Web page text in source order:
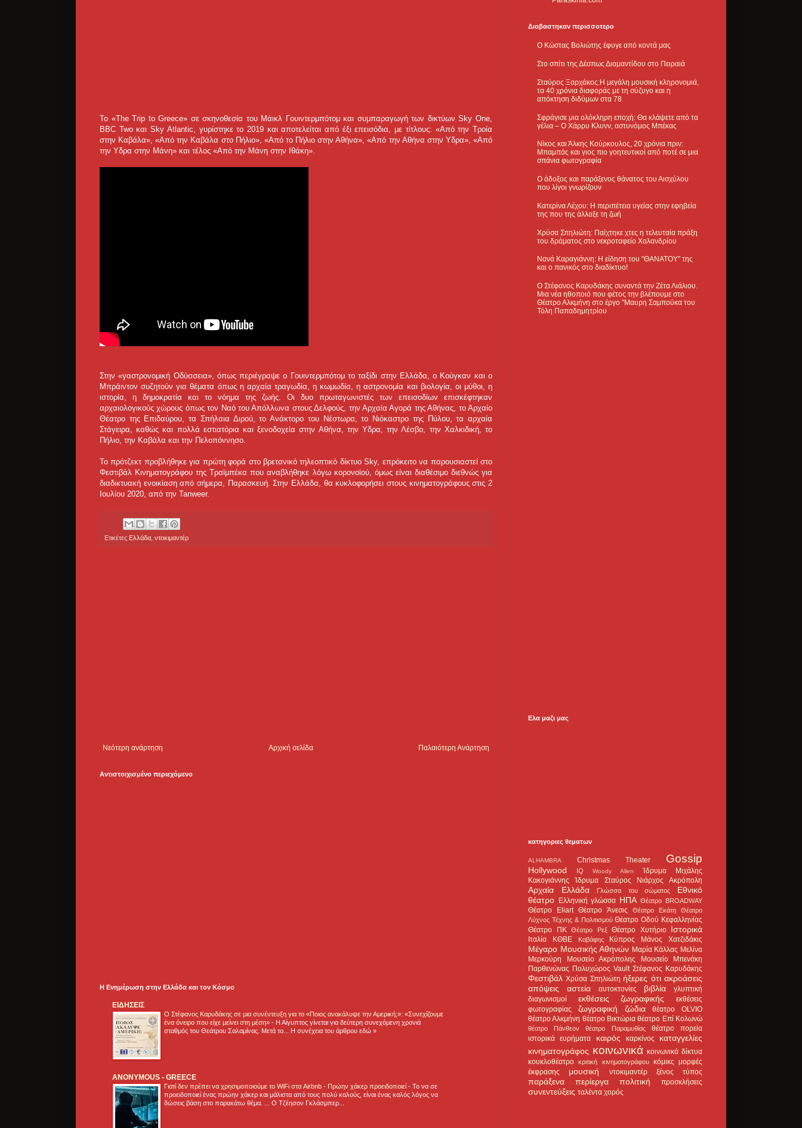
Το «The Trip to Greece» σε σκηνοθεσία του Μάικλ Γουιντερμπότομ και συμπαραγωγή των δικτύων Sky One,
BBC Two και Sky Atlantic, γυρίστηκε το 2019 και αποτελείται από έξι επεισόδια, με τίτλους: «Από την Τροία
στην Καβάλα», «Από την Καβάλα στο Πήλιο», «Από το Πήλιο στην Αθήνα», «Από την Αθήνα στην Υδρα», «Από
την Υδρα στην Μάνη» και τέλος «Από την Μάνη στην Ιθάκη».
Στην «γαστρονομική Οδύσσεια», όπως περιέγραψε ο Γουιντερμπότομ το ταξίδι στην Ελλάδα, ο Κούγκαν και ο
Μπράιντον συζητούν για θέματα όπως η αρχαία τραγωδία, η κωμωδία, η αστρονομία και βιολογία, οι μύθοι, η
ιστορία, η δημοκρατία και το νόημα της ζωής. Οι δυο πρωταγωνιστές των επεισοδίων επισκέφτηκαν
αρχαιολογικούς χώρους όπως τον Ναό του Απόλλωνα στους Δελφούς, την Αρχαία Αγορά της Αθήνας, το Αρχαίο
Θέατρο της Επιδαύρου, τα Σπήλαια Διρού, το Ανάκτορο του Νέστωρα, το Νιόκαστρο της Πύλου, τα αρχαία
Στάγειρα, καθώς και πολλά εστιατόρια και ξενοδοχεία στην Αθήνα, την Υδρα, την Λέσβο, την Χαλκιδική, το
Πήλιο, την Καβάλα και την Πελοπόννησο.
Το πρότζεκτ προβλήθηκε για πρώτη φορά στο βρετανικό τηλεοπτικό δίκτυο Sky, επρόκειτο να παρουσιαστεί στο
Φεστιβάλ Κινηματογράφου της Τραϊμπέκα που αναβλήθηκε λόγω κορονοϊού, όμως είναι διαθέσιμο διεθνώς για
διαδικτυακή ενοικίαση από σήμερα, Παρασκευή. Στην Ελλάδα, θα κυκλοφορήσει στους κινηματογράφους στις 2
Ιουλίου 2020, από την Tanweer.
Ετικέτες Ελλάδα ντοκιμαντέρ
Νεότερη ανάρτηση Παλαιότερη Ανάρτηση
Αρχική σελίδα
Αντιστοιχισμένο περιεχόμενο
Η Ενημέρωση στην Ελλάδα και τoν Κόσμο
ΕΙΔΗΣΕΙΣ
Ο Στέφανος Καρυδάκης σε μια συνέντευξη για το «Ποιος ανακάλυψε την Αμερική;»: «Συνεχίζουμε
ένα όνειρο που είχε μείνει στη μέση» - Η Αίγυπτος γίνεται για δεύτερη συνεχόμενη χρονιά
σταθμός του Θεάτρου Σαλαμίνας. Μετά το... Η συνέχεια του άρθρου εδώ »
ANONYMOUS - GREECE
Γιατί δεν πρέπει να χρησιμοποιούμε το WiFi στα Airbnb - Πρώην χάκερ προειδοποιεί- Το να σε
προειδοποιεί ένας πρώην χάκερ και μάλιστα από τους πολύ καλούς, είναι ένας καλός λόγος να
δώσεις βάση στο παρακάτω θέμα. ... Ο Τζέησον Γκλάσμπερ...
Διαβαστηκαν περισσοτερο
Ο Κώστας Βολιώτης έφυγε από κοντά μας
Στο σπίτι της Δέσπως Διαμαντίδου στο Πειραιά
Σταύρος Ξαρχάκος:Η μεγάλη μουσική κληρονομιά,
τα 40 χρόνια διαφοράς με τη σύζυγο και η
απόκτηση διδύμων στα 78
Σφράγισε μια ολόκληρη εποχή: Θα κλάψετε από τα
γέλια – Ο Χάρρυ Κλυνν, αστυνόμος Μπέκας
Νίκος και Άλκης Κούρκουλος, 20 χρόνια πριν:
Μπαμπάς και γιος πιο γοητευτικοί από ποτέ σε μια
σπάνια φωτογραφία
Ο άδοξος και παράξενος θάνατος του Αισχύλου
που λίγοι γνωρίζουν
Κατερίνα Λέχου: Η περιπέτεια υγείας στην εφηβεία
της που της άλλαξε τη ζωή
Χρύσα Σπηλιώτη: Παίχτηκε χτες η τελευταία πράξη
του δράματος στο νεκροταφείο Χαλανδρίου
Νανά Καραγιάννη: Η είδηση του "ΘΑΝΑΤΟΥ" της
και ο πανικός στο διαδίκτυο!
Ο Στέφανος Καρυδάκης συναντά την Ζέτα Λιάλιου.
Μια νέα ηθοποιό που φέτος την βλέπουμε στο
Θέατρο Αλκμήνη στο έργο "Μαυρη Σαμπούκα του
Τόλη Παπαδημητρίου
Ελα μαζι μας
κατηγοριες θεματων
ALHAMBRA Christmas Theater Gossip
Hollywood IQ Woody Allen
Ίδρυμα Μιχάλης
Κακογιάννης
Ίδρυμα Σταύρος Νιάρχος Ακρόπολη
Αρχαία Ελλάδα Γλώσσα του σώματος
Εθνικό
θέατρο Ελληνική γλώσσα ΗΠΑ Θέατρο BROADWAY
Θέατρο Eliart Θέατρο Άνεσις Θέατρο Εκάτη
Θέατρο
Λύχνος Τέχνης & Πολιτισμού Θέατρο Οδού Κεφαλληνίας
Θέατρο ΠΚ
Θέατρο Ρεξ Θέατρο Χυτήριο Ιστορικά
Ιταλία ΚΘΒΕ Καβάφης Κύπρος Μάνος Χατζιδάκις
Μέγαρο Μουσικής Αθηνών Μαρία Κάλλας Μελίνα
Μερκούρη
Μουσείο Ακρόπολης
Μουσείο Μπενάκη
Παρθενώνας Πολυχώρος Vault Στέφανος Καρυδάκης
Φεστιβάλ Χρύσα Σπηλιώτη ήξερες ότι ακροάσεις
απόψεις
αστεία αυτοκτονίες βιβλία
γλυπτική
διαγωνισμοί
εκθέσεις ζωγραφικής
εκθέσεις
φωτογραφίας
ζωγραφική ζώδια
θέατρο OLVIO
θέατρο Αλκμήνη θέατρο Βικτώρια θέατρο Επί Κολωνώ
θέατρο Πάνθεον θέατρο Παραμυθίας
θέατρο πορεία
ιστορικά ευρήματα
καιρός καρκίνος
καταγγελίες
κινηματογράφος κοινωνικά κοινωνικά δίκτυα
κουκλοθέατρο
κριτική κινηματογράφου κόμικς μορφές
έκφρασης
μουσική ντοκιμαντέρ ξένος τύπος
παράξενα περίεργα πολιτική προσκλήσεις
συνεντεύξεις ταλέντα χορός